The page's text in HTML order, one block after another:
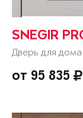
SNEGIR
Дверь для дома
от 95 835